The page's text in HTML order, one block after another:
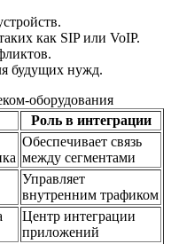
как SIP или VoIP.
будущих нужд.
оборудования
Роль в интеграции
Обеспечивает связь
между сегментами
Управляет
внутренним трафиком
Центр интеграции
приложений